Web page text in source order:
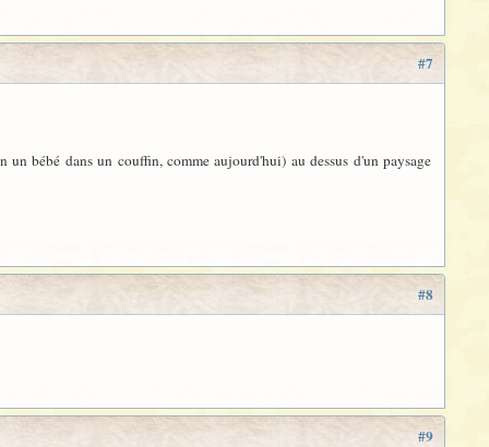
#7
bébé dans un couffin, comme aujourd'hui) au dessus d'un paysage
#8
#9